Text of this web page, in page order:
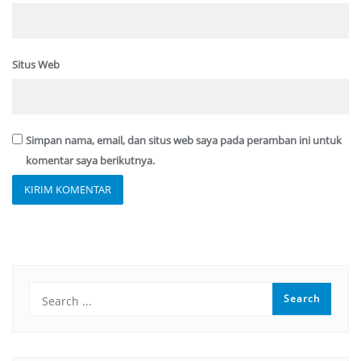
Situs Web
Simpan nama, email, dan situs web saya pada peramban ini untuk
komentar saya berikutnya.